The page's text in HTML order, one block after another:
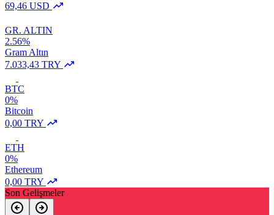
69,46 USD
GR. ALTIN
2.56%
Gram Altın
7.033,43 TRY
BTC
0%
Bitcoin
0,00 TRY
ETH
0%
Ethereum
0,00 TRY
Son Gelişmeler